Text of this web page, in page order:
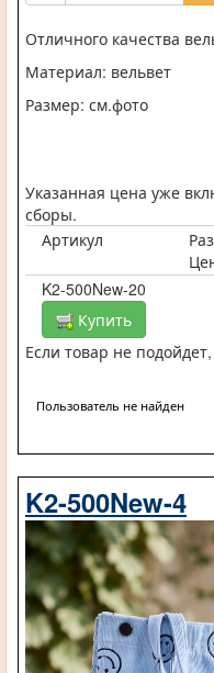
Отличного качества
Материал: вельвет
Размер: см.фото
Указанная цена уже
сборы.
Артикул
K2-500New-20
Купить
Если товар не
Пользователь не найден
K2-500New-4